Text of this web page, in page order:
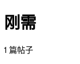
刚需
1 篇帖子